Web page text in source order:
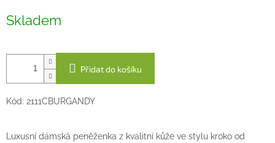
cena:
Skladem
Přidat do košíku
Kód: 2111CBURGANDY
Luxusní dámská peněženka z kvalitní kůže ve stylu kroko od